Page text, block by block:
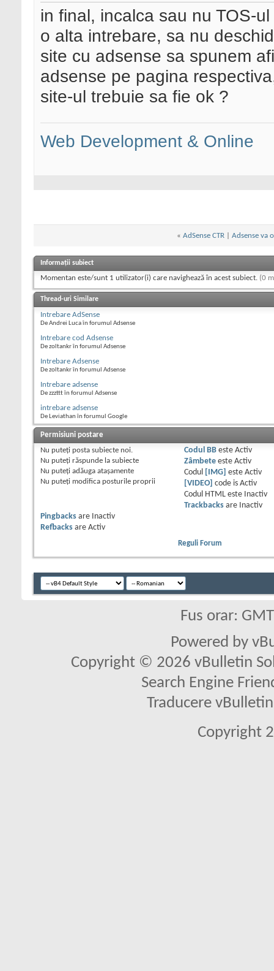
in final, incalca sau nu TOS-
o alta intrebare, sa nu
site cu adsense sa spunem
adsense pe pagina
site-ul trebuie sa fie ok ?
Web Development & Online
« AdSense CTR Adsense va
Informații subiect
Momentan este/sunt 1 utilizator(i) care navighează în acest subiect. (0
Thread-uri Similare
Intrebare AdSense
De Andrei Luca în forumul Adsense
Intrebare cod Adsense
De zoltankr în forumul Adsense
Intrebare Adsense
De zoltankr în forumul Adsense
Intrebare adsense
De zzzttt în forumul Adsense
intrebare adsense
De Leviathan în forumul Google
Permisiuni postare
Nu puteţi posta subiecte noi.
Nu puteţi răspunde la subiecte
Nu puteţi adăuga ataşamente
Nu puteţi modifica posturile proprii
Codul BBeste Activ
Zâmbeteeste Activ
Codul
[IMG] este Activ
[VIDEO]
code is Activ
Codul HTML este
Inactiv
Trackbacksare
Inactiv
Pingbacks are
Inactiv
Refbacks are Activ
Reguli Forum
Fus orar:
Powered by
Copyright © 2026 vBulletin
Search Engine
Traducere
Copyright